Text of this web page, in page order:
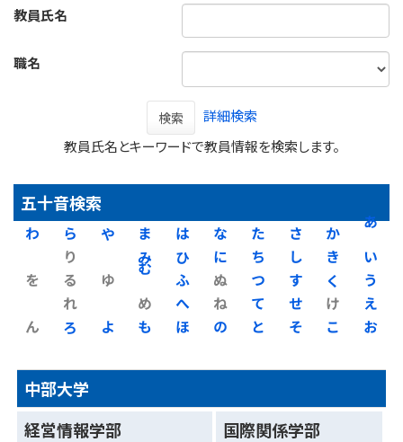
教員氏名
職名
検索
詳細検索
教員氏名とキーワードで教員情報を検索します。
五十音検索
あ
い
う
え
お
か
き
く
け
こ
さ
し
す
せ
そ
た
ち
つ
て
と
な
に
ぬ
ね
の
は
ひ
ふ
へ
ほ
ま
み
む
め
も
や
ゆ
よ
ら
り
る
れ
ろ
わ
を
ん
中部大学
経営情報学部
国際関係学部